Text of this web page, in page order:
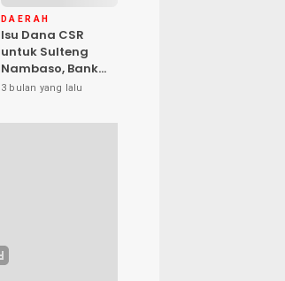
DAERAH
Isu Dana CSR
untuk Sulteng
Nambaso, Bank
Sulteng Tegas
3 bulan yang lalu